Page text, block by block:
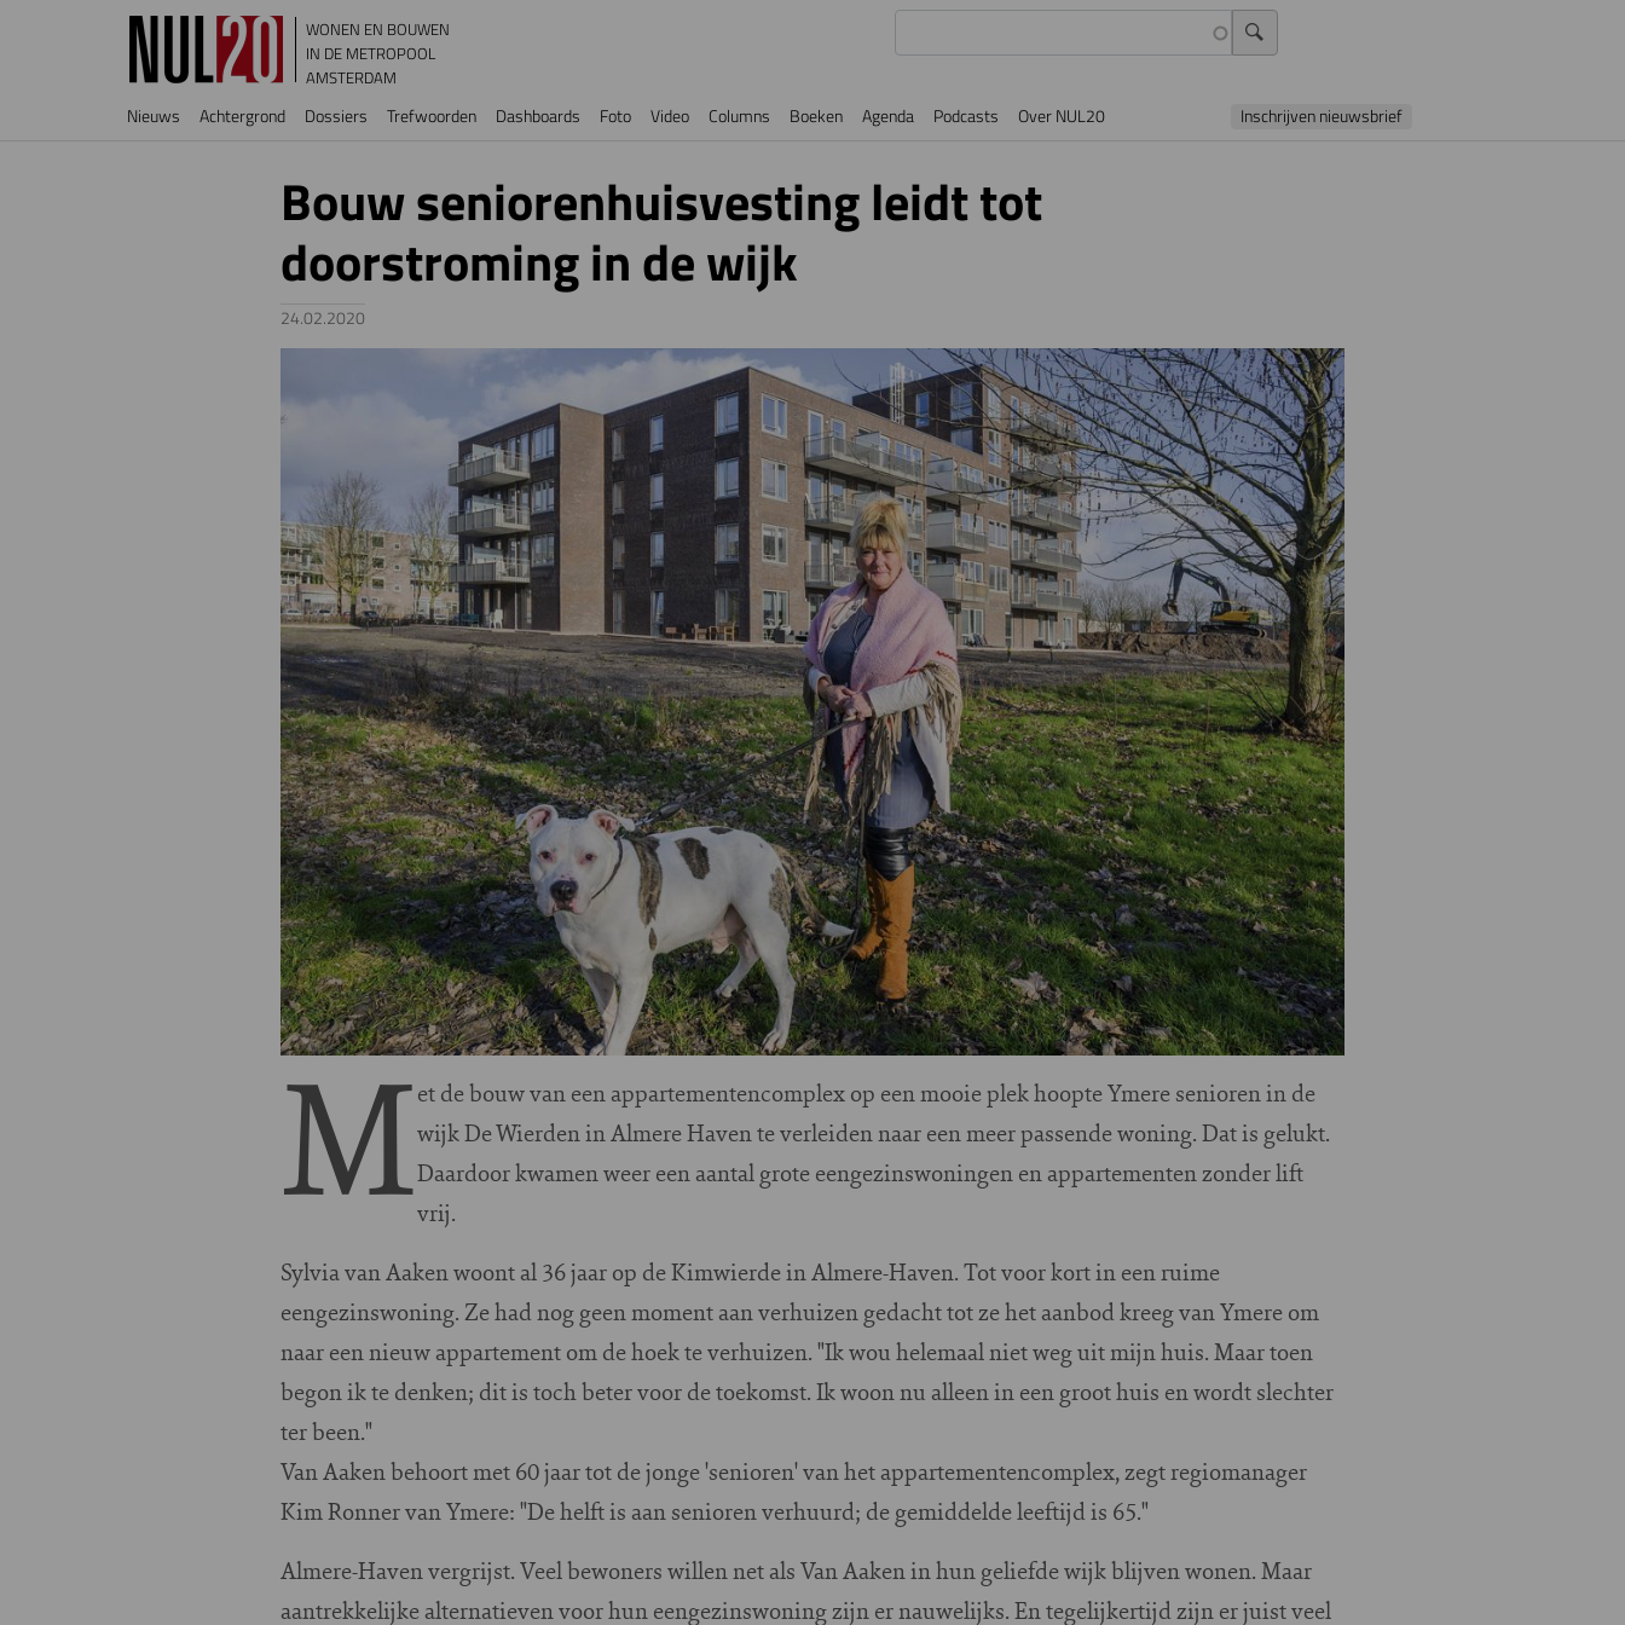
Overslaan en naar de inhoud gaan
WONEN EN BOUWEN
IN DE METROPOOL
AMSTERDAM
Hoofdnavigatie
Nieuws Achtergrond Dossiers Trefwoorden Dashboards Foto Video Columns Boeken Agenda Podcasts Over NUL20 Inschrijven nieuwsbrief
Bouw seniorenhuisvesting leidt tot
doorstroming in de wijk
24.02.2020
Met de bouw van een appartementencomplex op een mooie plek hoopte Ymere senioren in de
wijk De Wierden in Almere Haven te verleiden naar een meer passende woning. Dat is gelukt.
Daardoor kwamen weer een aantal grote eengezinswoningen en appartementen zonder lift
vrij.
Sylvia van Aaken woont al 36 jaar op de Kimwierde in Almere-Haven. Tot voor kort in een ruime
eengezinswoning. Ze had nog geen moment aan verhuizen gedacht tot ze het aanbod kreeg van Ymere om
naar een nieuw appartement om de hoek te verhuizen. "Ik wou helemaal niet weg uit mijn huis. Maar toen
begon ik te denken; dit is toch beter voor de toekomst. Ik woon nu alleen in een groot huis en wordt slechter
ter been."
Van Aaken behoort met 60 jaar tot de jonge 'senioren' van het appartementencomplex, zegt regiomanager
Kim Ronner van Ymere: "De helft is aan senioren verhuurd; de gemiddelde leeftijd is 65."
Almere-Haven vergrijst. Veel bewoners willen net als Van Aaken in hun geliefde wijk blijven wonen. Maar
aantrekkelijke alternatieven voor hun eengezinswoning zijn er nauwelijks. En tegelijkertijd zijn er juist veel